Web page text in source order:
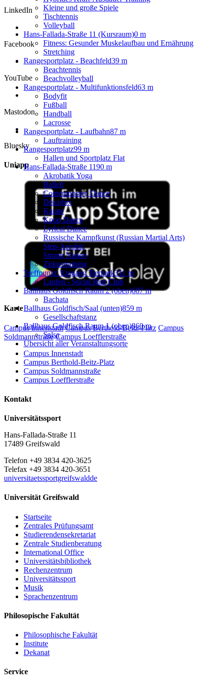
Kleine und große Spiele
Tischtennis
Volleyball
Hans-Fallada-Straße 11 (Kursraum)0 m
Fitness: Gesunder Muskelaufbau und Ernährung
Stretching
Rangesportplatz - Beachfeld39 m
Beachtennis
Beachvolleyball
Rangesportplatz - Multifunktionsfeld63 m
Bodyfit
Fußball
Handball
Lacrosse
Rangesportplatz - Laufbahn87 m
Lauftraining
Rangesportplatz99 m
Hallen und Sportplatz Flat
Hans-Fallada-Straße 1190 m
Akrobatik Yoga
Ballett
Contemporary Dance
Discofox
Karate
Kpop Dance
Lyrical Dance
Russische Kampfkunst (Russian Martial Arts)
Step-Aerobic
Strong Nation
Zirkustraining
Treffpunkt: Eingang Tierpark311 m
Laufen - Social Run Club
Ballhaus Goldfisch Raum 2 (oben)687 m
Bachata
Ballhaus Goldfisch/Saal (unten)859 m
Gesellschaftstanz
Ballhaus Goldfisch Raum 1 (oben)860 m
Salsa
Übersicht aller Veranstaltungsorte
LinkedIn
Facebook
YouTube
Mastodon
Bluesky
Uniapp
Karte
Campus Innenstadt Campus Berthold-Beitz-Platz Campus
Soldmannstraße Campus Loefflerstraße
Campus Innenstadt
Campus Berthold-Beitz-Platz
Campus Soldmannstraße
Campus Loefflerstraße
Kontakt
Universitätssport
Hans-Fallada-Straße 11
17489 Greifswald
Telefon +49 3834 420-3625
Telefax +49 3834 420-3651
universitaetssportgreifswaldde
Universität Greifswald
Startseite
Zentrales Prüfungsamt
Studierendensekretariat
Zentrale Studienberatung
International Office
Universitätsbibliothek
Rechenzentrum
Universitätssport
Musik
Sprachenzentrum
Philosopische Fakultät
Philosophische Fakultät
Institute
Dekanat
Service